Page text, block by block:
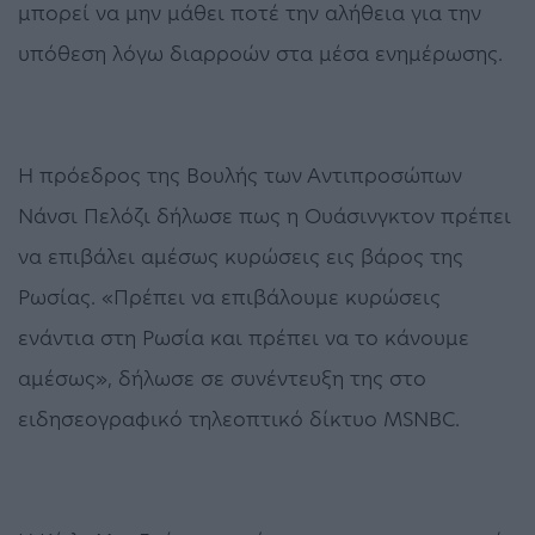
μπορεί να μην μάθει ποτέ την αλήθεια για την
υπόθεση λόγω διαρροών στα μέσα ενημέρωσης.
Η πρόεδρος της Βουλής των Αντιπροσώπων
Νάνσι Πελόζι δήλωσε πως η Ουάσινγκτον πρέπει
να επιβάλει αμέσως κυρώσεις εις βάρος της
Ρωσίας. «Πρέπει να επιβάλουμε κυρώσεις
ενάντια στη Ρωσία και πρέπει να το κάνουμε
αμέσως», δήλωσε σε συνέντευξη της στο
ειδησεογραφικό τηλεοπτικό δίκτυο MSNBC.